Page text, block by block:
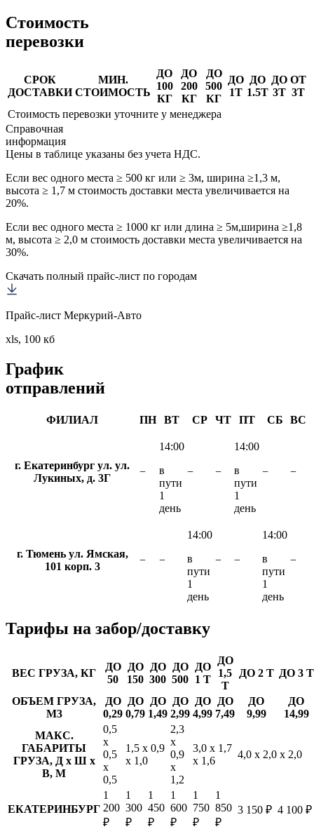
Стоимость
перевозки
СРОК
ДОСТАВКИ
МИН.
СТОИМОСТЬ
ДО
100
КГ
ДО
200
КГ
ДО
500
КГ
ДО
1Т
ДО
1.5Т
ДО
3Т
ОТ
3Т
Стоимость перевозки уточните у менеджера
Справочная
информация
Цены в таблице указаны без учета НДС.
Если вес одного места ≥ 500 кг или ≥ 3м, ширина ≥1,3 м,
высота ≥ 1,7 м стоимость доставки места увеличивается на
20%.
Если вес одного места ≥ 1000 кг или длина ≥ 5м,ширина ≥1,8
м, высота ≥ 2,0 м стоимость доставки места увеличивается на
30%.
Скачать полный прайс-лист по городам
Прайс-лист Меркурий-Авто
xls, 100 кб
График
отправлений
ФИЛИАЛ ПН ВТ СР ЧТ ПТ СБ ВС
г. Екатеринбург ул. ул.
Лукиных, д. 3Г
−
14:00
в
пути
1
день
− −
14:00
в
пути
1
день
− −
г. Тюмень ул. Ямская,
101 корп. 3
− −
14:00
в
пути
1
день
− −
14:00
в
пути
1
день
−
Тарифы на забор/доставку
ВЕС ГРУЗА, КГ
ДО
50
ДО
150
ДО
300
ДО
500
ДО
1 Т
ДО
1,5
Т
ДО 2 Т ДО 3 Т
ОБЪЕМ ГРУЗА,
М3
ДО
0,29
ДО
0,79
ДО
1,49
ДО
2,99
ДО
4,99
ДО
7,49
ДО
9,99
ДО
14,99
МАКС.
ГАБАРИТЫ
ГРУЗА, Д х Ш х
В, М
0,5
х
0,5
х
0,5
1,5 х 0,9
х 1,0
2,3
х
0,9
х
1,2
3,0 х 1,7
х 1,6
4,0 х 2,0 х 2,0
ЕКАТЕРИНБУРГ
1
200
₽
1
300
₽
1
450
₽
1
600
₽
1
750
₽
1
850
₽
3 150 ₽ 4 100 ₽